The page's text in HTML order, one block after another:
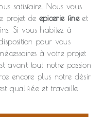
satisfaire. Nous vous
projet de epicerie fineet
Si vous habitez à
pour vous
à votre projet
avant tout notre passion
encore plus notre désir
qualifiée et travaille